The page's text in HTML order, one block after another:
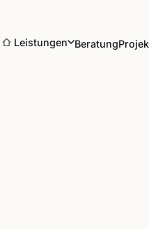
Leistungen Beratung